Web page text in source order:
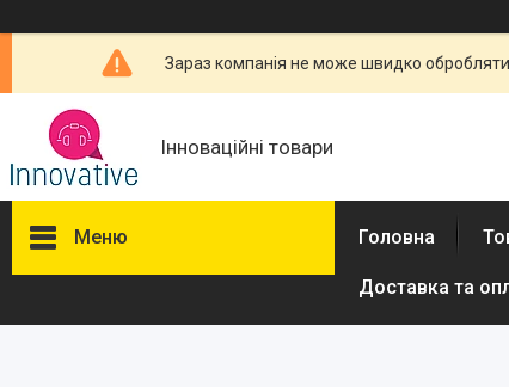
Зараз компанія не може швидко
Інноваційні товари
Меню Головна
Доставка та